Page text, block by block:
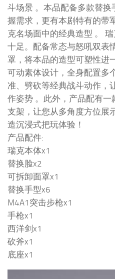
斗场景 。本品配备多款替
握需求，更有本剧特有的带
克名场面中的经典造型 。
十足。配备常态与怒吼双表
罩，将本品的造型可塑性进
可动素体设计，全身配置多
准、劈砍等经典战斗动作，
作姿势 。此外，产品配有
支架，让您从多⻆度方位展
造沉浸式把玩体验！
产品配件:
瑞克本体x1
替换脸x2
可拆卸面罩x1
替换手型x6
M4A1突击步枪x1
手枪x1
⻄洋剑x1
砍斧x1
底座x1